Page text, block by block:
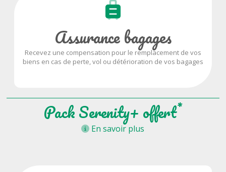
Assurance bagages
Recevez une compensation pour le remplacement de vos
biens en cas de perte, vol ou détérioration de vos bagages
Pack Serenity+ offert*
En savoir plus